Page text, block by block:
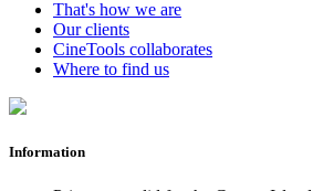
That's how we are
Our clients
CineTools collaborates
Where to find us
Information